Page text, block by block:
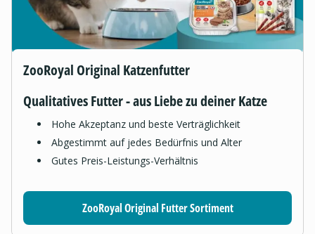
ZooRoyal Original Katzenfutter
Qualitatives Futter - aus Liebe zu deiner Katze
Hohe Akzeptanz und beste Verträglichkeit
Abgestimmt auf jedes Bedürfnis und Alter
Gutes Preis-Leistungs-Verhältnis
ZooRoyal Original Futter Sortiment